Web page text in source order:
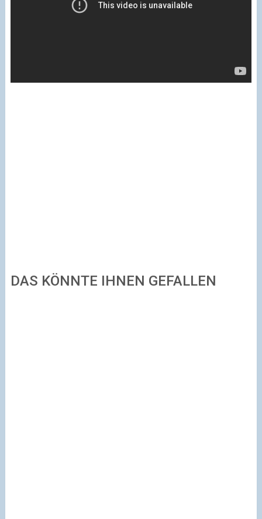
DAS KÖNNTE IHNEN GEFALLEN